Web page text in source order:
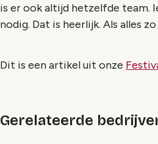
is er ook altijd hetzelfde team.
nodig. Dat is heerlijk. Als alles
Dit is een artikel uit onze
Gerelateerde